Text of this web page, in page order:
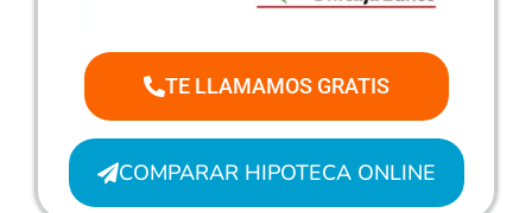
TE LLAMAMOS GRATIS
COMPARAR HIPOTECA ONLINE